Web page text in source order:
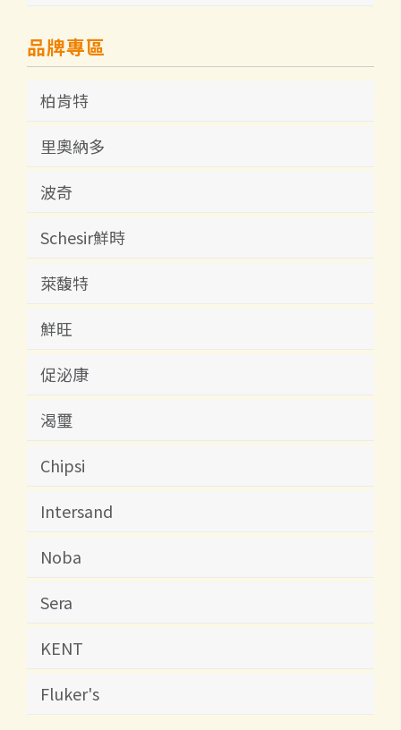
品牌專區
柏肯特
里奧納多
波奇
Schesir鮮時
萊馥特
鮮旺
促泌康
渴璽
Chipsi
Intersand
Noba
Sera
KENT
Fluker's